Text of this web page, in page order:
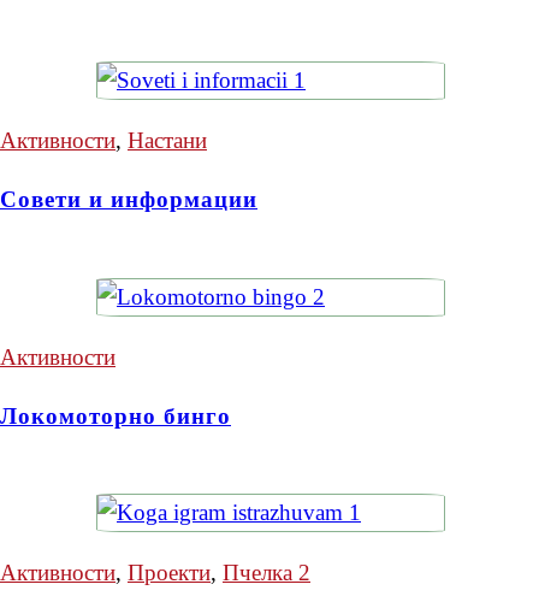
Активности, Настани
Совети и информации
Активности
Локомоторно бинго
Активности, Проекти, Пчелка 2